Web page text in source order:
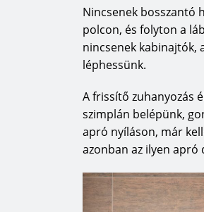
Nincsenek bosszantó
polcon, és folyton a
nincsenek kabinajtók,
léphessünk.
A frissítő zuhanyozás
szimplán belépünk,
apró nyíláson, már
azonban az ilyen apró